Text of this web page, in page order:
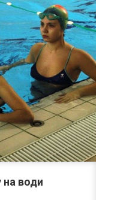
води